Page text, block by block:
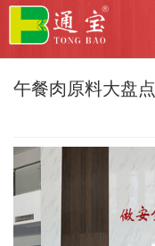
午餐肉原料大盘点